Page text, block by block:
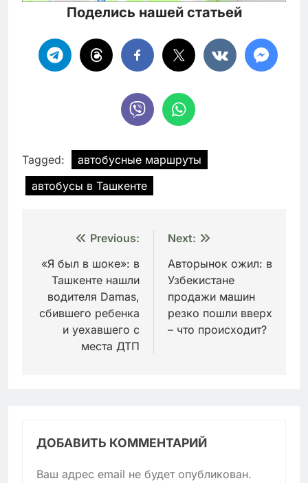
Поделись нашей статьей
Tagged:
автобусные маршруты
автобусы в Ташкенте
Навигация
по
записям
Previous:
«Я был в шоке»: в
Ташкенте нашли
водителя Damas,
сбившего ребенка
и уехавшего с
места ДТП
Next:
Авторынок ожил: в
Узбекистане
продажи машин
резко пошли вверх
– что происходит?
ДОБАВИТЬ КОММЕНТАРИЙ
Ваш адрес email не будет опубликован.